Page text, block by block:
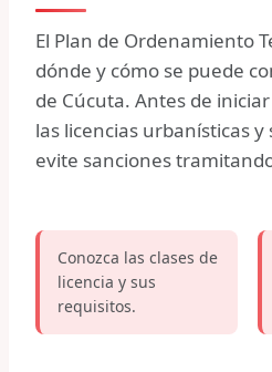
El Plan de Ordenamiento
dónde y cómo se puede
de Cúcuta. Antes de
las licencias urbanísticas
evite sanciones
Conozca las clases de
licencia y sus
requisitos.